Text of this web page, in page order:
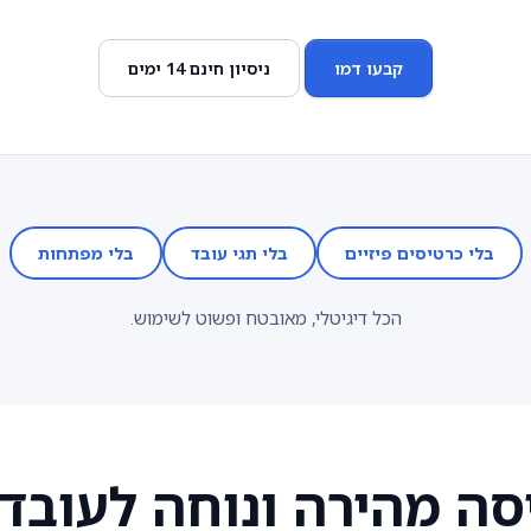
קבעו דמו ניסיון חינם 14 ימים
בלי כרטיסים פיזיים בלי תגי עובד בלי מפתחות
הכל דיגיטלי, מאובטח ופשוט לשימוש.
מהירה ונוחה